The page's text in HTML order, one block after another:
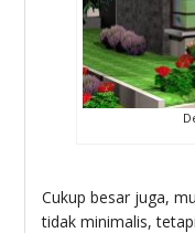
Cukup besar juga,
tidak minimalis,